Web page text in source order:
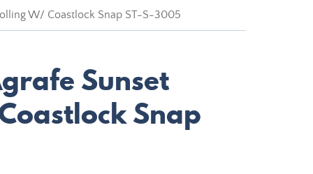
W/ Coastlock Snap ST-S-3005
Sunset
Snap